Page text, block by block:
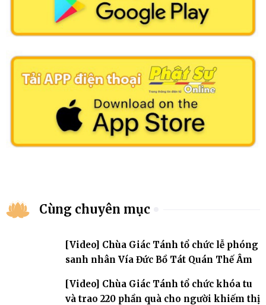
Cùng chuyên mục
[Video] Chùa Giác Tánh tổ chức lễ phóng
sanh nhân Vía Đức Bồ Tát Quán Thế Âm
[Video] Chùa Giác Tánh tổ chức khóa tu
và trao 220 phần quà cho người khiếm thị